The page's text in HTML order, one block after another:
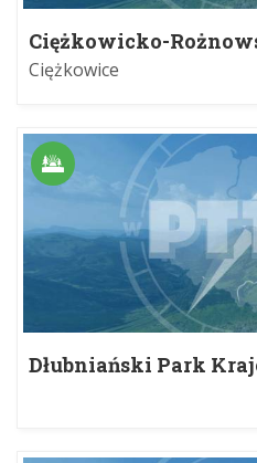
Ciężkowicko-
Krajobrazowy
Ciężkowice
Dłubniański Park